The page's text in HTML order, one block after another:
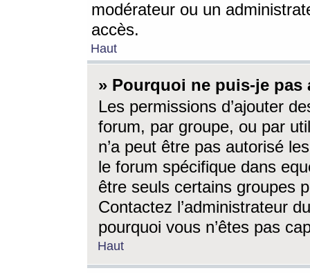
modérateur ou un
accès.
Haut
» Pourquoi ne puis-je
Les permissions d’ajouter
forum, par groupe, ou par
n’a peut être pas autorisé
le forum spécifique dans
être seuls certains groupes
Contactez l’administrateur
pourquoi vous n’êtes pas
Haut